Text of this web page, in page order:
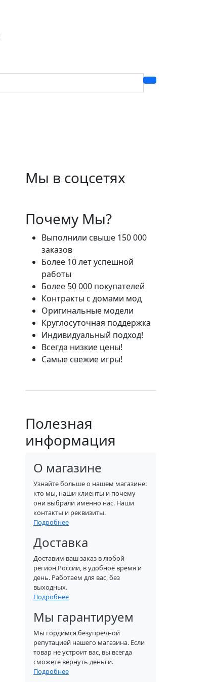
Мы в соцсетях
Почему Мы?
Выполнили свыше 150 000
заказов
Более 10 лет успешной
работы
Более 50 000 покупателей
Контракты с домами мод
Оригинальные модели
Круглосуточная поддержка
Индивидуальный подход!
Всегда низкие цены!
Самые свежие игры!
Полезная
информация
О магазине
Узнайте больше о нашем магазине:
кто мы, наши клиенты и почему
они выбрали именно нас. Наши
контакты и реквизиты.
Подробнее
Доставка
Доставим ваш заказ в любой
регион России, в удобное время и
день. Работаем для вас, без
выходных.
Подробнее
Мы гарантируем
Мы гордимся безупречной
репутацией нашего магазина. Если
товар не устроит вас, вы всегда
сможете вернуть деньги.
Подробнее